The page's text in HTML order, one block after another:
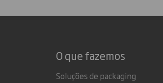
O que fazemos
Soluções de packaging